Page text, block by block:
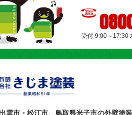
受付 9:00～17:30
雲市・松江市、鳥取県米子市の外壁塗